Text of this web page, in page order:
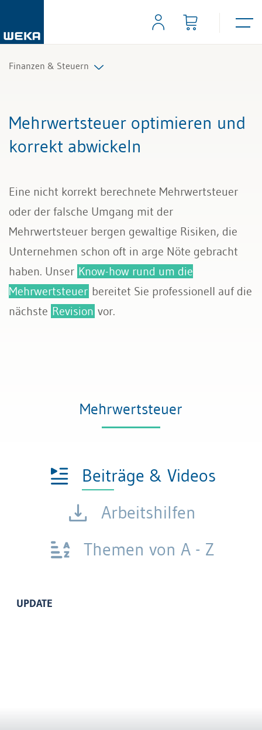
Finanzen & Steuern
Finanzmanagement
Mahnwesen und Inkasso
Mehrwertsteuer
Rechnungslegung und Berichterstattung
Rechnungswesen
Steuern
Mehrwertsteuer optimieren und
korrekt abwickeln
Eine nicht korrekt berechnete Mehrwertsteuer
oder der falsche Umgang mit der
Mehrwertsteuer bergen gewaltige Risiken, die
Unternehmen schon oft in arge Nöte gebracht
haben. Unser Know-how rund um die
Mehrwertsteuer bereitet Sie professionell auf die
nächste Revision vor.
Mehrwertsteuer
Beiträge & Videos
Arbeitshilfen
Themen von A - Z
UPDATE